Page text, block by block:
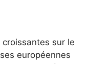
sur le
européennes